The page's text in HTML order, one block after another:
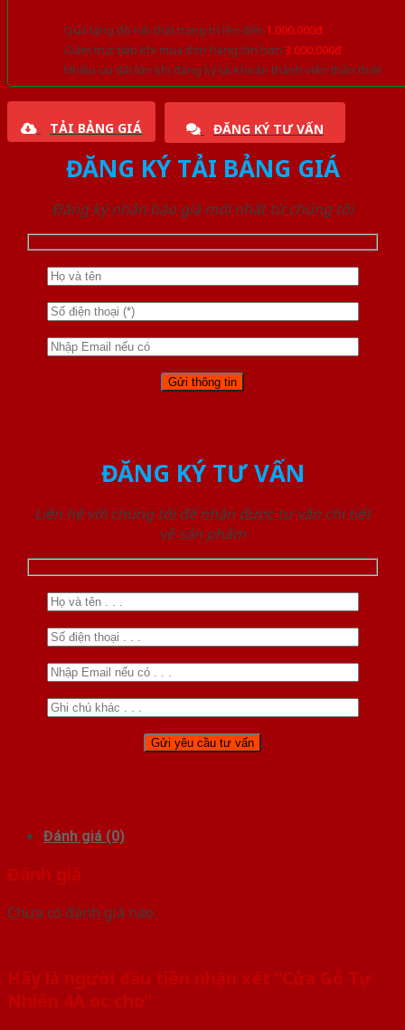
Quà tặng đồ nội thất trang trí lên đến 1.000.000đ
Giảm trực tiếp khi mua đơn hàng lớn hơn 3.000.000đ
Nhiều ưu đãi lớn khi đăng ký tài khoản thành viên thân thiết
TẢI BẢNG GIÁ ĐĂNG KÝ TƯ VẤN
ĐĂNG KÝ TẢI BẢNG GIÁ
Đăng ký nhận báo giá mới nhất từ chúng tôi
ĐĂNG KÝ TƯ VẤN
Liên hệ với chúng tôi để nhận được tư vấn chi tiết
về sản phẩm
Đánh giá (0)
Đánh giá
Chưa có đánh giá nào.
Hãy là người đầu tiên nhận xét “Cửa Gỗ Tự
Nhiên 4A oc cho”